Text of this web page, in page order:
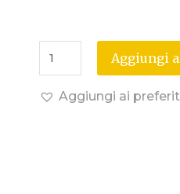
Aggiungi
Aggiungi ai